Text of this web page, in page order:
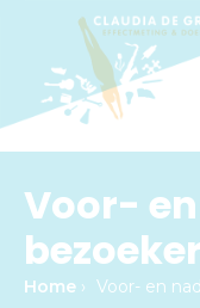
Voor-
Home › Voor- en